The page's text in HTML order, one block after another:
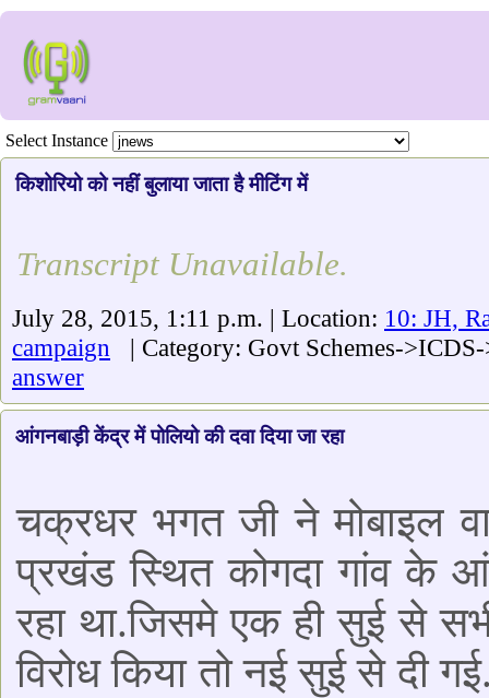
Select Instance
किशोरियो को नहीं बुलाया जाता है मीटिंग में
Transcript Unavailable.
July 28, 2015, 1:11 p.m. | Location: 10: JH,
campaign | Category: Govt Schemes-
answer
आंगनबाड़ी केंद्र में पोलियो की दवा दिया जा रहा
चक्रधर भगत जी ने मोबाइल
प्रखंड स्थित कोगदा गांव के
रहा था.जिसमे एक ही सुई से
विरोध किया तो नई सुई से दी